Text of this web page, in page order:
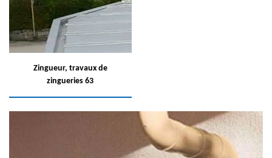
Zingueur, travaux de
zingueries 63